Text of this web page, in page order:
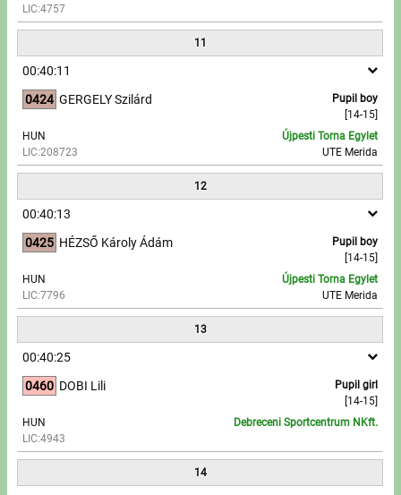
LIC:4757
11
00:40:11
0424
Pupil boy
[14-15]
GERGELY Szilárd
HUN
LIC:208723
Újpesti Torna Egylet
UTE Merida
12
00:40:13
0425
Pupil boy
[14-15]
HÉZSŐ Károly Ádám
HUN
LIC:7796
Újpesti Torna Egylet
UTE Merida
13
00:40:25
0460
Pupil girl
[14-15]
DOBI Lili
HUN
LIC:4943
Debreceni Sportcentrum NKft.
14